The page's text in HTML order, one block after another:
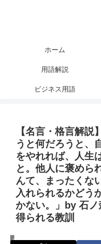
ホーム
用語解説
ビジネス用語
【名言・格言解説
うと何だろうと、
をやれれば、人生
と。他人に褒めら
んて、まったくな
入れられるかどう
かない。」by 石ノ
得られる教訓
名言・格言